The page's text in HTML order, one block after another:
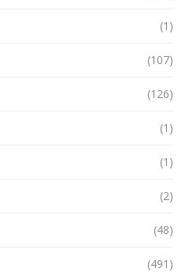
(1)
(107)
(126)
(1)
(1)
(2)
(48)
(491)